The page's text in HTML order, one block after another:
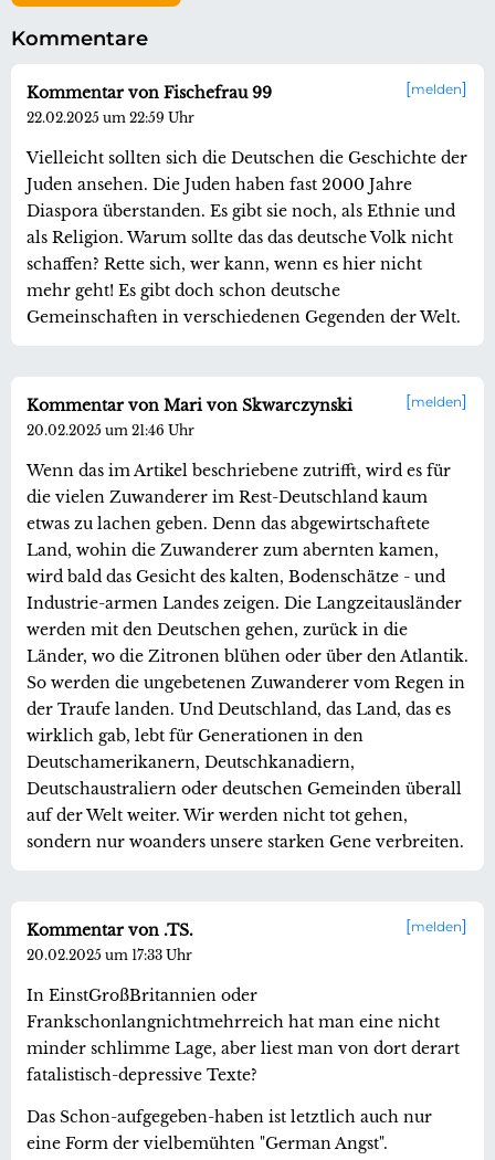
Kommentare
melden
Kommentar von Fischefrau 99
22.02.2025 um 22:59 Uhr
Vielleicht sollten sich die Deutschen die Geschichte der
Juden ansehen. Die Juden haben fast 2000 Jahre
Diaspora überstanden. Es gibt sie noch, als Ethnie und
als Religion. Warum sollte das das deutsche Volk nicht
schaffen? Rette sich, wer kann, wenn es hier nicht
mehr geht! Es gibt doch schon deutsche
Gemeinschaften in verschiedenen Gegenden der Welt.
melden
Kommentar von Mari von Skwarczynski
20.02.2025 um 21:46 Uhr
Wenn das im Artikel beschriebene zutrifft, wird es für
die vielen Zuwanderer im Rest-Deutschland kaum
etwas zu lachen geben. Denn das abgewirtschaftete
Land, wohin die Zuwanderer zum abernten kamen,
wird bald das Gesicht des kalten, Bodenschätze - und
Industrie-armen Landes zeigen. Die Langzeitausländer
werden mit den Deutschen gehen, zurück in die
Länder, wo die Zitronen blühen oder über den Atlantik.
So werden die ungebetenen Zuwanderer vom Regen in
der Traufe landen. Und Deutschland, das Land, das es
wirklich gab, lebt für Generationen in den
Deutschamerikanern, Deutschkanadiern,
Deutschaustraliern oder deutschen Gemeinden überall
auf der Welt weiter. Wir werden nicht tot gehen,
sondern nur woanders unsere starken Gene verbreiten.
melden
Kommentar von .TS.
20.02.2025 um 17:33 Uhr
In EinstGroßBritannien oder
Frankschonlangnichtmehrreich hat man eine nicht
minder schlimme Lage, aber liest man von dort derart
fatalistisch-depressive Texte?
Das Schon-aufgegeben-haben ist letztlich auch nur
eine Form der vielbemühten "German Angst".